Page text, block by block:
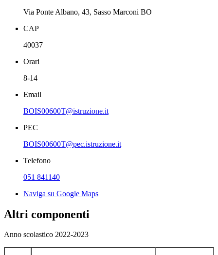
Via Ponte Albano, 43, Sasso Marconi BO
CAP
40037
Orari
8-14
Email
BOIS00600T@istruzione.it
PEC
BOIS00600T@pec.istruzione.it
Telefono
051 841140
Naviga su Google Maps
Altri componenti
Anno scolastico 2022-2023